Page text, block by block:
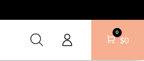
Carro
0
$0